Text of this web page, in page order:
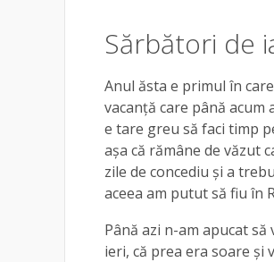
Sărbători de
Anul ăsta e primul în
vacanță care până
e tare greu să faci timp
așa că rămâne de văzut
zile de concediu și a
aceea am putut să fiu în
Până azi n-am apucat
ieri, că prea era soare și